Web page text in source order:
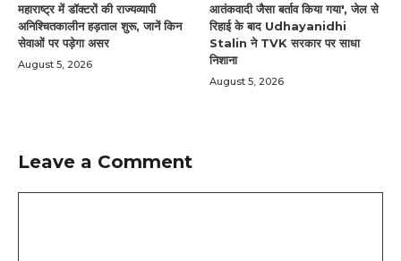
महाराष्ट्र में डॉक्टरों की राज्यव्यापी
अनिश्चितकालीन हड़ताल शुरू, जानें किन
सेवाओं पर पड़ेगा असर
August 5, 2026
आतंकवादी जैसा बर्ताव किया गया', जेल से
रिहाई के बाद Udhayanidhi
Stalin ने TVK सरकार पर साधा
निशाना
August 5, 2026
Leave a Comment